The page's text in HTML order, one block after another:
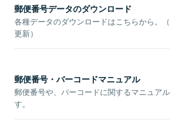
郵便番号データのダウンロード
各種データのダウンロードはこちらから。
更新）
郵便番号・バーコードマニュアル
郵便番号や、バーコードに関するマニュア
す。